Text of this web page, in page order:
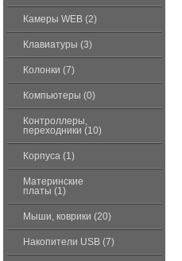
Камеры WEB (2)
Клавиатуры (3)
Колонки (7)
Компьютеры (0)
Контроллеры,
переходники (10)
Корпуса (1)
Материнские
платы (1)
Мыши, коврики (20)
Накопители USB (7)